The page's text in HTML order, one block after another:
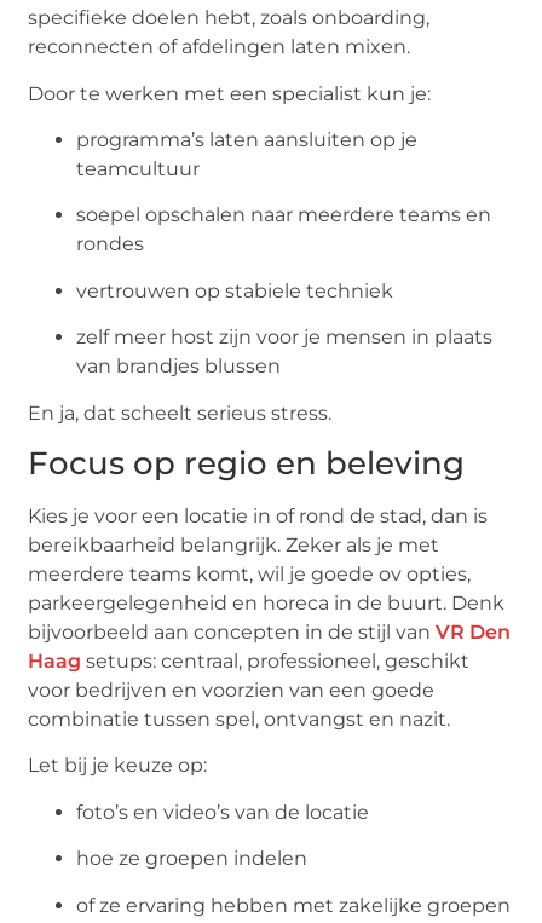
specifieke doelen hebt, zoals onboarding,
reconnecten of afdelingen laten mixen.
Door te werken met een specialist kun je:
programma’s laten aansluiten op je
teamcultuur
soepel opschalen naar meerdere teams en
rondes
vertrouwen op stabiele techniek
zelf meer host zijn voor je mensen in plaats
van brandjes blussen
En ja, dat scheelt serieus stress.
Focus op regio en beleving
Kies je voor een locatie in of rond de stad, dan is
bereikbaarheid belangrijk. Zeker als je met
meerdere teams komt, wil je goede ov opties,
parkeergelegenheid en horeca in de buurt. Denk
bijvoorbeeld aan concepten in de stijl vanVR Den
Haag setups: centraal, professioneel, geschikt
voor bedrijven en voorzien van een goede
combinatie tussen spel, ontvangst en nazit.
Let bij je keuze op:
foto’s en video’s van de locatie
hoe ze groepen indelen
of ze ervaring hebben met zakelijke groepen